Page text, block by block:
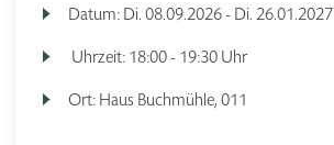
Datum: Di. 08.09.2026 - Di. 26.01.2027
Uhrzeit: 18:00 - 19:30 Uhr
Ort: Haus Buchmühle, 011